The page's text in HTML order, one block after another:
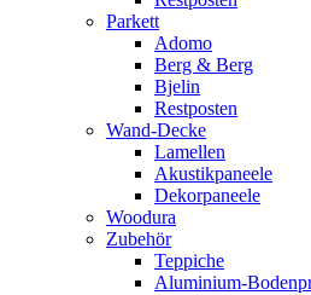
Parkett
Adomo
Berg & Berg
Bjelin
Restposten
Wand-Decke
Lamellen
Akustikpaneele
Dekorpaneele
Woodura
Zubehör
Teppiche
Aluminium-